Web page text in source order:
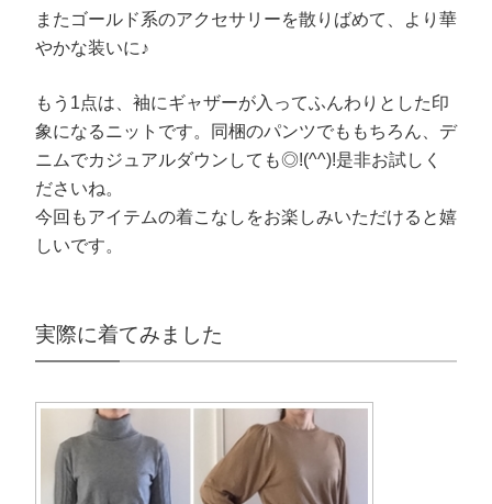
またゴールド系のアクセサリーを散りばめて、より華
やかな装いに♪
もう1点は、袖にギャザーが入ってふんわりとした印
象になるニットです。同梱のパンツでももちろん、デ
ニムでカジュアルダウンしても◎!(^^)!是非お試しく
ださいね。
今回もアイテムの着こなしをお楽しみいただけると嬉
しいです。
実際に着てみました